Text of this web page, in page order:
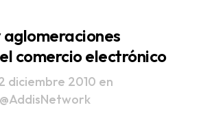
comercio electrónico
diciembre 2010 en
@AddisNetwork